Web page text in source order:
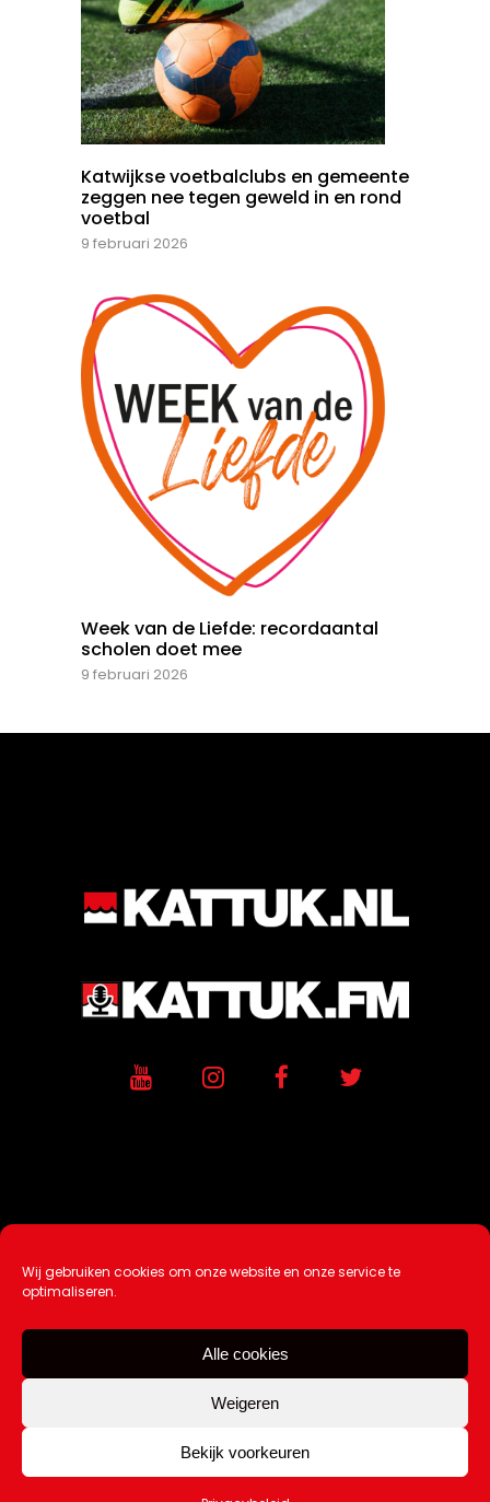
Wij gebruiken cookies om onze website en onze service te
optimaliseren.
Alle cookies
Weigeren
Bekijk voorkeuren
Katwijkse voetbalclubs en gemeente
zeggen nee tegen geweld in en rond
voetbal
9 februari 2026
Week van de Liefde: recordaantal
scholen doet mee
9 februari 2026
Ontwikkeling / Hosting doorAtSea
Over Ons |Tip de redactie
Contact
Copyright Kattuk.nl 2003-2026